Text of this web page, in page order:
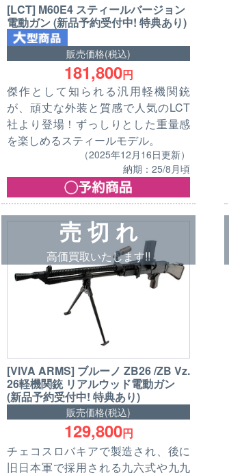
[LCT] M60E4 スティールバージョン
電動ガン (新品予約受付中! 特典あり)
販売価格(税込)
181,800円
傑作として知られる汎用軽機関銃
が、頑丈な外装と質感で人気のLCT
社より登場！ずっしりとした重量感
を楽しめるスティールモデル。
（2025年12月16日更新）
納期：25/8月頃
売 切 れ
高価買取いたします!!
[VIVA ARMS] ブルーノ ZB26 /ZB Vz.
26軽機関銃 リアルウッド電動ガン
(新品予約受付中! 特典あり)
販売価格(税込)
129,800円
チェコスロバキアで製造され、後に
旧日本軍で採用される九六式や九九